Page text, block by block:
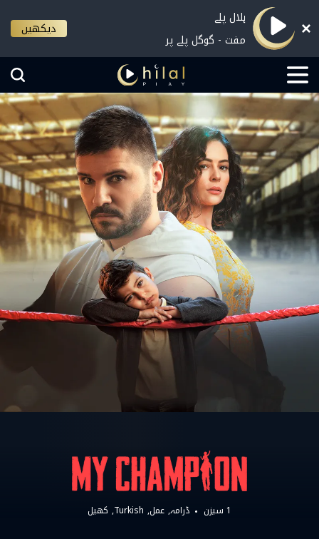
ہلال پلے
مفت - گوگل پلے پر
دیکھیں
1 سیزن ڈرامہ عمل Turkish کھیل